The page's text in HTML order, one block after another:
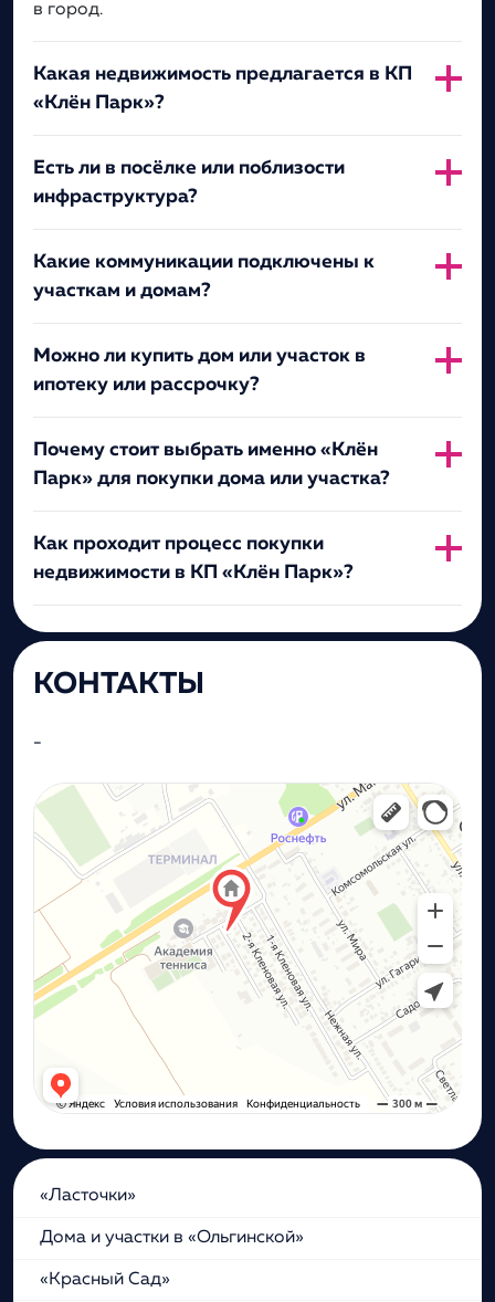
«Ласточки»
Дома и участки в «Ольгинской»
«Красный Сад»
в город.
Какая недвижимость предлагается в КП
«Клён Парк»?
Есть ли в посёлке или поблизости
инфраструктура?
Какие коммуникации подключены к
участкам и домам?
Можно ли купить дом или участок в
ипотеку или рассрочку?
Почему стоит выбрать именно «Клён
Парк» для покупки дома или участка?
Как проходит процесс покупки
недвижимости в КП «Клён Парк»?
КОНТАКТЫ
-